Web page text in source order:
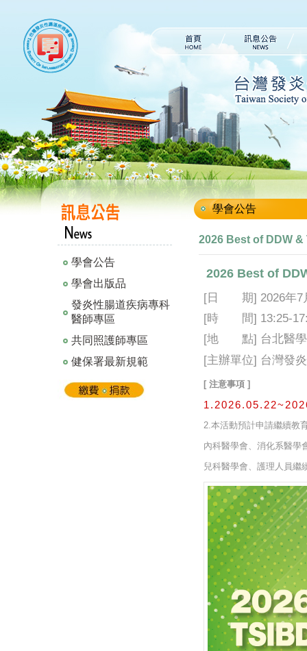
學會公告
學會出版品
發炎性腸道疾病專科
醫師專區
共同照護師專區
健保署最新規範
學會公告
2026 Best of DDW
2026 Best of
[日 期] 2026年7
[時 間] 13:25-
[地 點] 台北醫
[主辦單位] 台灣發
[ 注意事項]
2.本活動預計申請繼續教
內科醫學會、消化系醫學
兒科醫學會、 護理人員繼